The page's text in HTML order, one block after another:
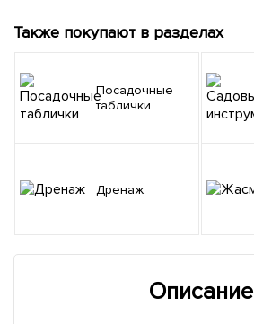
Также покупают в разделах
Посадочные
таблички
Дренаж
Описание